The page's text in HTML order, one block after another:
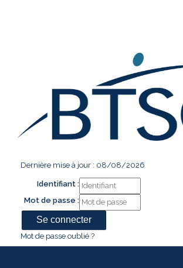
Dernière mise à jour : 08/08/2026
Identifiant :
Mot de passe :
Mot de passe oublié ?